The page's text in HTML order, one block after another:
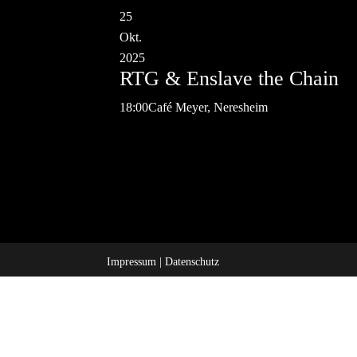
25
Okt.
2025
RTG & Enslave the Chain
18:00Café Meyer, Neresheim
Impressum |Datenschutz